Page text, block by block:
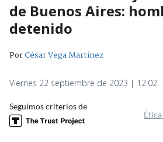
de Buenos Aires:
detenido
PorCésar Vega Martínez
Viernes 22 septiembre de 2023 | 12:02
Seguimos criterios de